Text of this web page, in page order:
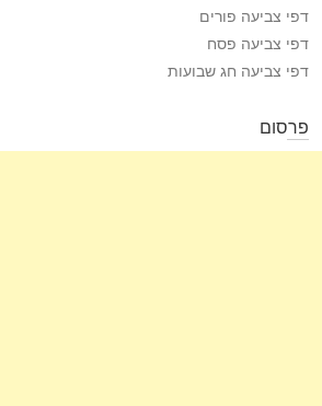
דפי צביעה פורים
דפי צביעה פסח
דפי צביעה חג שבועות
פרסום